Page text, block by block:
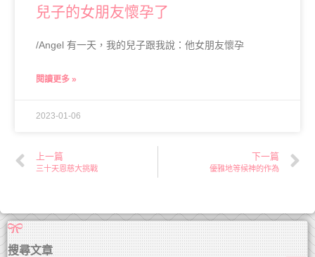
兒子的女朋友懷孕了
/Angel 有一天，我的兒子跟我說：他女朋友懷孕
閱讀更多 »
2023-01-06
上一篇
三十天恩慈大挑戰
下一篇
優雅地等候神的作為
搜尋文章